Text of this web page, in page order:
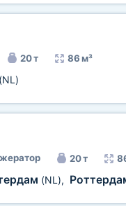
20 т 86 м³
(NL)
20 т
(NL),